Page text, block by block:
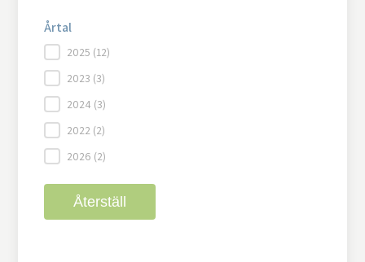
Årtal
Årtal2025 (12)
2023 (3)
2024 (3)
2022 (2)
2026 (2)
Återställ